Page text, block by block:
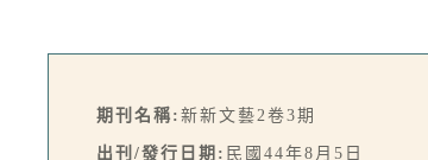
期刊名稱: 新新文藝2卷3期
出刊/發行日期: 民國44年8月5日